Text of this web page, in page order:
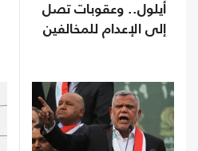
أيلول.. وعقوبات تصل
إلى الإعدام للمخالفين